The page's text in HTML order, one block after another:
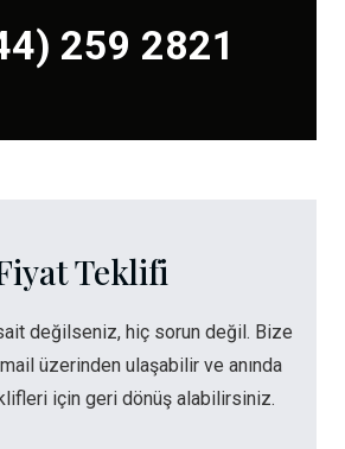
259 2821
Teklifi
değilseniz, hiç sorun değil. Bize
üzerinden ulaşabilir ve anında
için geri dönüş alabilirsiniz.